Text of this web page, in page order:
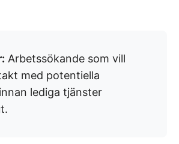
Arbetssökande som vill
med potentiella
lediga tjänster